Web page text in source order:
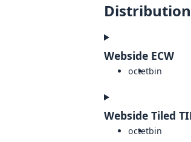
Webside ECW
octetbin
Webside Tiled
octetbin